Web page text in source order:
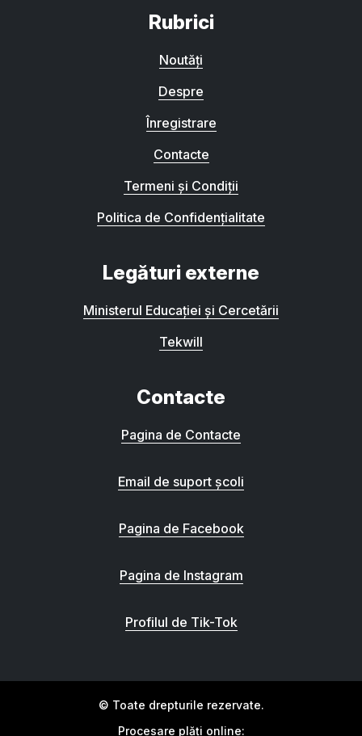
Rubrici
Noutăți
Despre
Înregistrare
Contacte
Termeni și Condiții
Politica de Confidențialitate
Legături externe
Ministerul Educației și Cercetării
Tekwill
Contacte
Pagina de Contacte
Email de suport școli
Pagina de Facebook
Pagina de Instagram
Profilul de Tik-Tok
© Toate drepturile rezervate.
Procesare plăți online: